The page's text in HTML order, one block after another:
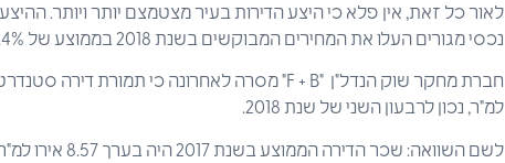
לאור כל זאת, אין פלא כי היצע הדירות בעיר מצטמצם יותר ויותר.
נכסי מגורים העלו את המחירים המבוקשים בשנת 2018 בממוצע של 16.4% לכל מ"ר.
למ"ר, נכון לרבעון השני של שנת 2018.
לשם השוואה: